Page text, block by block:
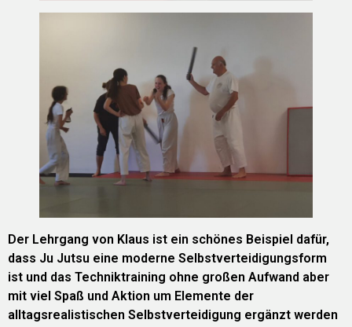
Der Lehrgang von Klaus ist ein schönes Beispiel dafür,
dass Ju Jutsu eine moderne Selbstverteidigungsform
ist und das Techniktraining ohne großen Aufwand aber
mit viel Spaß und Aktion um Elemente der
alltagsrealistischen Selbstverteidigung ergänzt werden